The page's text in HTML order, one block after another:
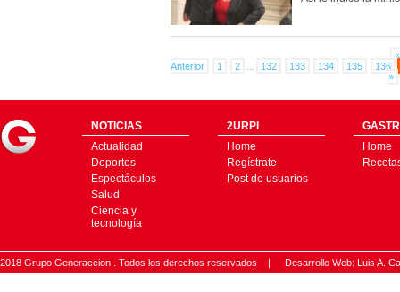
«
Anterior
1 2 132 133 134 135
136
»
NOTICIAS
Actualidad
Deportes
Espectáculos
Salud
Ciencia y
tecnología
2URPI
Home
Regístrate
Post de usuarios
Home
2018 Grupo Generaccion . Todos los derechos reservados | Desarrollo Web: Luis